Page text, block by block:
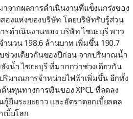
าจากผลการดำเนินงานที่แข็งแกร่งของ
องแห่งของบริษัท โดยบริษัทรับรู้ส่วน
รดำเนินงานของ บริษัท ไซยะบุรี พาว
จำนวน 198.6 ล้านบาท เพิ่มขึ้น 190.7
ช่วงเดียวกันของปีก่อน จากปริมาณน้ำ
งน้ำ ไซยะบุรี ที่มากกว่าช่วงเดียวกัน
ริมาณการจำหน่ายไฟฟ้าเพิ่มขึ้น อีกทั้ง
นทุนทางการเงินของ XPCL ที่ลดลง
กู้ยืมระยะยาว และอัตราดอกเบี้ยลดล
บี้ยโลก